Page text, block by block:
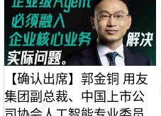
【确认出席】郭金铜 用友
集团副总裁、中国上市公